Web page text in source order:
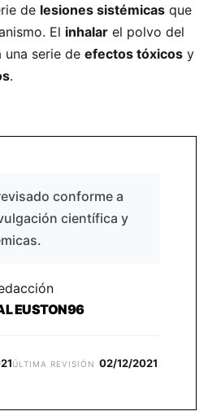
de lesiones sistémicas que
El inhalar el polvo del
una serie de efectos tóxicos y
.
conforme a
científica y
EUSTON96
ÚLTIMA REVISIÓN 02/12/2021